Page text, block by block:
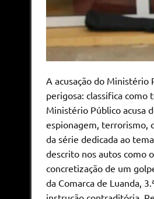
A acusação do
perigosa: classifica
Ministério Público acusa
espionagem, terrorismo,
da série dedicada ao
descrito nos autos como
concretização de um
da Comarca de Luanda,